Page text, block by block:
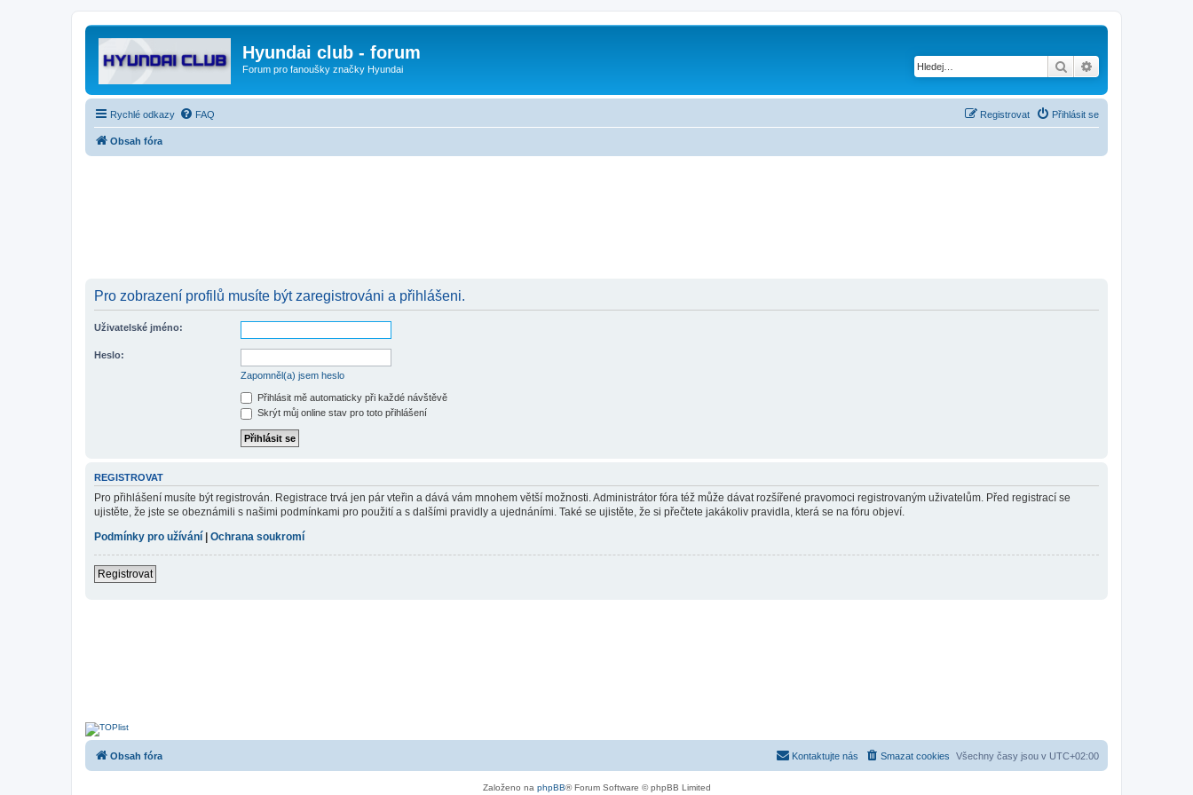
Hyundai club - forum
Forum pro fanoušky značky Hyundai Hledat
Rychlé odkazy FAQ Přihlásit se
Registrovat
Obsah fóra
Pro zobrazení profilů musíte být zaregistrováni a přihlášeni.
Uživatelské jméno:
Heslo:
Zapomněl(a) jsem heslo
Přihlásit mě automaticky při každé návštěvě
Skrýt můj online stav pro toto přihlášení
REGISTROVAT
Pro přihlášení musíte být registrován. Registrace trvá jen pár vteřin a dává vám mnohem větší možnosti. Administrátor fóra též může dávat rozšířené pravomoci registrovaným uživatelům. Před registrací se
ujistěte, že jste se obeznámili s našimi podmínkami pro použití a s dalšími pravidly a ujednáními. Také se ujistěte, že si přečtete jakákoliv pravidla, která se na fóru objeví.
Podmínky pro užívání
Ochrana soukromí
Registrovat
Obsah fóra Všechny časy jsou v UTC+02:00
Smazat cookies
Kontaktujte nás
Založeno na phpBB® Forum Software © phpBB Limited